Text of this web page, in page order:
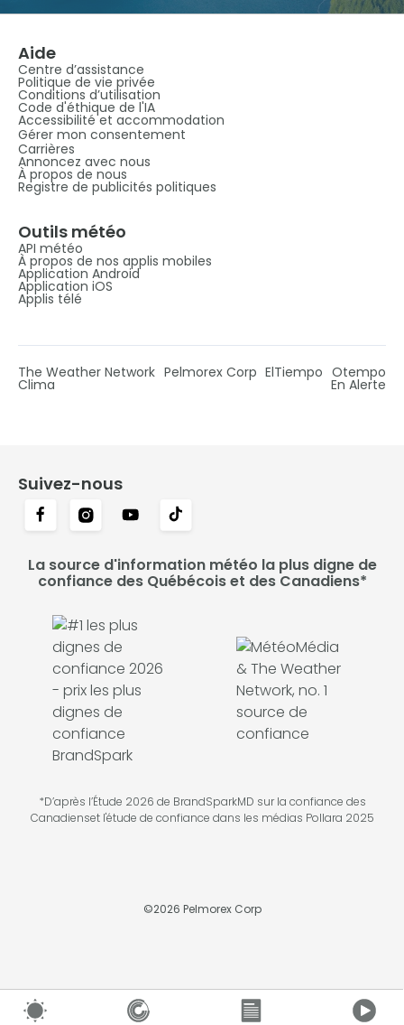
Aide
Centre d’assistance
Politique de vie privée
Conditions d’utilisation
Code d'éthique de l'IA
Accessibilité et accommodation
Gérer mon consentement
Carrières
Annoncez avec nous
À propos de nous
Registre de publicités politiques
Outils météo
API météo
À propos de nos applis mobiles
Application Android
Application iOS
Applis télé
The Weather Network Pelmorex Corp ElTiempo Otempo
Clima En Alerte
Suivez-nous
La source d'information météo la plus digne de
confiance des Québécois et des Canadiens*
*D’après l’Étude 2026 de BrandSparkMD sur la confiance des
Canadienset l'étude de confiance dans les médias Pollara 2025
©2026 Pelmorex Corp